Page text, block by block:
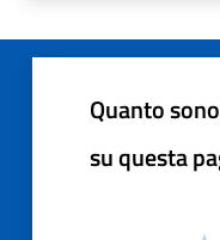
Quanto
su questa